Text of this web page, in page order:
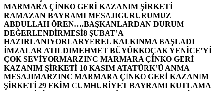
MARMARA ÇİNKO GERİ KAZANIM ŞİRKETİ
RAMAZAN BAYRAMI MESAJIGURURUMUZ
ABDULLAH ÖREN….BAŞKANLARDAN DURUM
DEĞERLENDİRMESİ8 ŞUBAT’A
HAZIRLANIYORLARYEREL KALKINMA BAŞLADI
İMZALAR ATILDIMEHMET BÜYÜKKOÇAK YENİCE’Yİ
ÇOK SEVİYORMARZINC MARMARA ÇİNKO GERİ
KAZANIM ŞİRKETİ 10 KASIM ATATÜRK’Ü ANMA
MESAJIMARZINC MARMARA ÇİNKO GERİ KAZANIM
ŞİRKETİ 29 EKİM CUMHURİYET BAYRAMI KUTLAMA